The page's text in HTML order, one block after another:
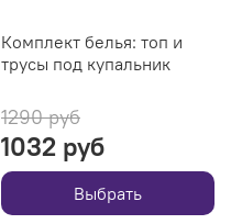
Комплект белья: топ и
трусы под купальник
1290 руб
1032 руб
Выбрать